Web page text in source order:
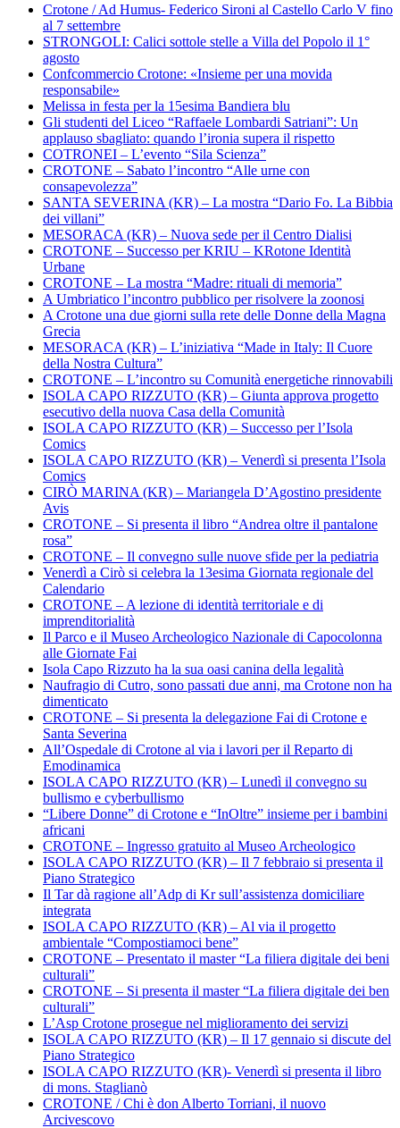
Crotone / Ad Humus- Federico Sironi al Castello Carlo V fino
al 7 settembre
STRONGOLI: Calici sottole stelle a Villa del Popolo il 1°
agosto
Confcommercio Crotone: «Insieme per una movida
responsabile»
Melissa in festa per la 15esima Bandiera blu
Gli studenti del Liceo “Raffaele Lombardi Satriani”: Un
applauso sbagliato: quando l’ironia supera il rispetto
COTRONEI – L’evento “Sila Scienza”
CROTONE – Sabato l’incontro “Alle urne con
consapevolezza”
SANTA SEVERINA (KR) – La mostra “Dario Fo. La Bibbia
dei villani”
MESORACA (KR) – Nuova sede per il Centro Dialisi
CROTONE – Successo per KRIU – KRotone Identità
Urbane
CROTONE – La mostra “Madre: rituali di memoria”
A Umbriatico l’incontro pubblico per risolvere la zoonosi
A Crotone una due giorni sulla rete delle Donne della Magna
Grecia
MESORACA (KR) – L’iniziativa “Made in Italy: Il Cuore
della Nostra Cultura”
CROTONE – L’incontro su Comunità energetiche rinnovabili
ISOLA CAPO RIZZUTO (KR) – Giunta approva progetto
esecutivo della nuova Casa della Comunità
ISOLA CAPO RIZZUTO (KR) – Successo per l’Isola
Comics
ISOLA CAPO RIZZUTO (KR) – Venerdì si presenta l’Isola
Comics
CIRÒ MARINA (KR) – Mariangela D’Agostino presidente
Avis
CROTONE – Si presenta il libro “Andrea oltre il pantalone
rosa”
CROTONE – Il convegno sulle nuove sfide per la pediatria
Venerdì a Cirò si celebra la 13esima Giornata regionale del
Calendario
CROTONE – A lezione di identità territoriale e di
imprenditorialità
Il Parco e il Museo Archeologico Nazionale di Capocolonna
alle Giornate Fai
Isola Capo Rizzuto ha la sua oasi canina della legalità
Naufragio di Cutro, sono passati due anni, ma Crotone non ha
dimenticato
CROTONE – Si presenta la delegazione Fai di Crotone e
Santa Severina
All’Ospedale di Crotone al via i lavori per il Reparto di
Emodinamica
ISOLA CAPO RIZZUTO (KR) – Lunedì il convegno su
bullismo e cyberbullismo
“Libere Donne” di Crotone e “InOltre” insieme per i bambini
africani
CROTONE – Ingresso gratuito al Museo Archeologico
ISOLA CAPO RIZZUTO (KR) – Il 7 febbraio si presenta il
Piano Strategico
Il Tar dà ragione all’Adp di Kr sull’assistenza domiciliare
integrata
ISOLA CAPO RIZZUTO (KR) – Al via il progetto
ambientale “Compostiamoci bene”
CROTONE – Presentato il master “La filiera digitale dei beni
culturali”
CROTONE – Si presenta il master “La filiera digitale dei ben
culturali”
L’Asp Crotone prosegue nel miglioramento dei servizi
ISOLA CAPO RIZZUTO (KR) – Il 17 gennaio si discute del
Piano Strategico
ISOLA CAPO RIZZUTO (KR)- Venerdì si presenta il libro
di mons. Staglianò
CROTONE / Chi è don Alberto Torriani, il nuovo
Arcivescovo